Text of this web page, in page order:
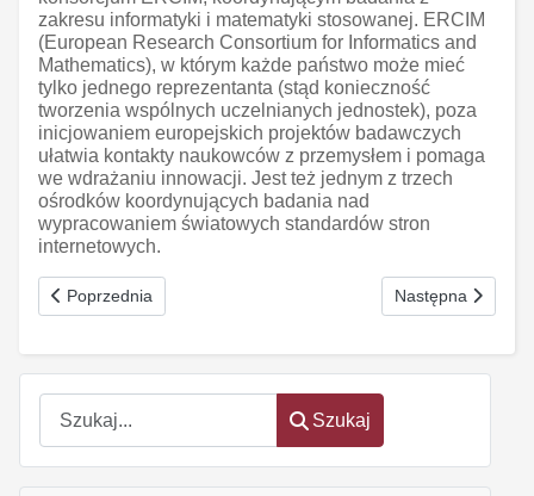
Szukaj
Szukaj
zakresu informatyki i matematyki stosowanej. ERCIM
(European Research Consortium for Informatics and
Mathematics), w którym każde państwo może mieć
tylko jednego reprezentanta (stąd konieczność
tworzenia wspólnych uczelnianych jednostek), poza
inicjowaniem europejskich projektów badawczych
ułatwia kontakty naukowców z przemysłem i pomaga
we wdrażaniu innowacji. Jest też jednym z trzech
ośrodków koordynujących badania nad
wypracowaniem światowych standardów stron
internetowych.
Poprzednia strona: Powstała Polska Unia Medycyny
Poprzednia Następna strona:
Następna